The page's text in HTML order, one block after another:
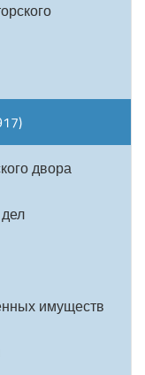
двора
имуществ